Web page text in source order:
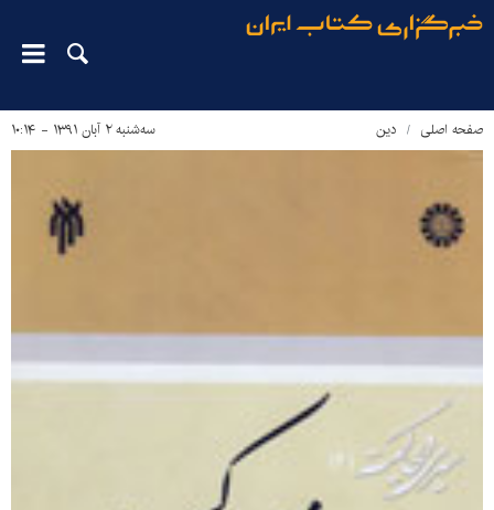
صفحه اصلی دین‌ سه‌شنبه ۲ آبان ۱۳۹۱ - ۱۰:۱۴